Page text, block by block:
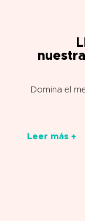
Domina el
Leer más +